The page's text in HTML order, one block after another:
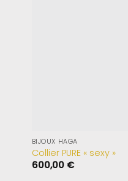
BIJOUX HAGA
Collier PURE « sexy »
600,00 €